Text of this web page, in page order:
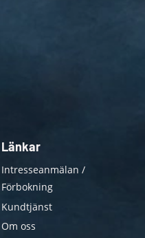
Länkar
Intresseanmälan /
Förbokning
Kundtjänst
Om oss